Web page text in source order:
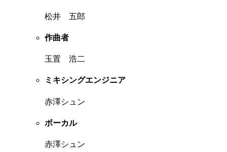
松井 五郎
作曲者
玉置 浩二
ミキシングエンジニア
赤澤シュン
ボーカル
赤澤シュン